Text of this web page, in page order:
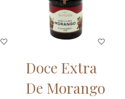
Doce Extra
De Morango